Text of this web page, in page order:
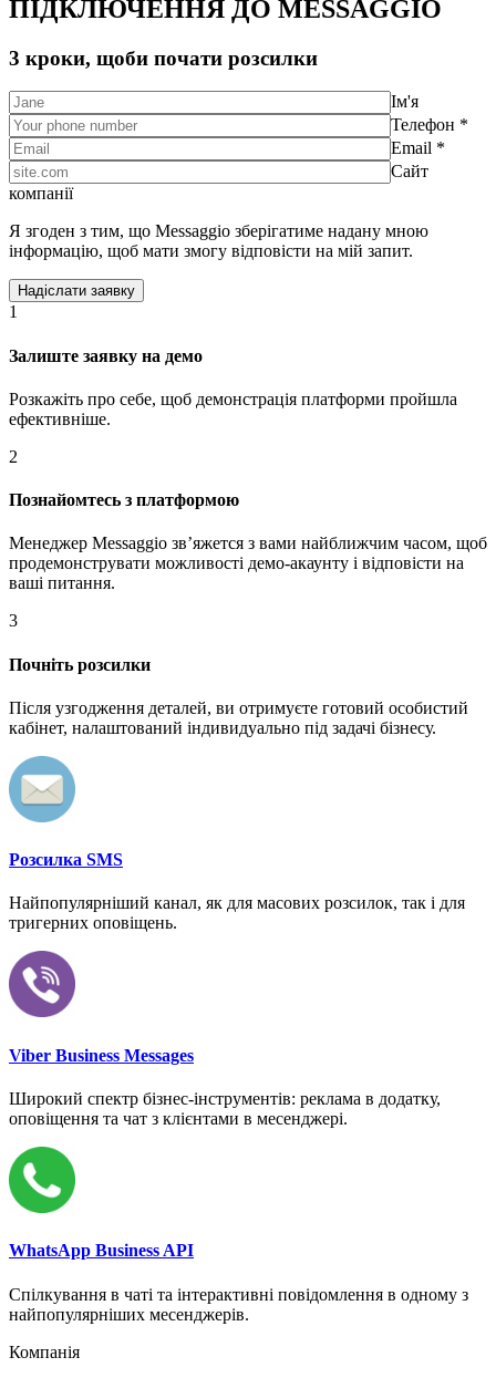
ПІДКЛЮЧЕННЯ ДО MESSAGGIO
3 кроки, щоби почати розсилки
Ім'я
Телефон *
Email *
Сайт
компанії
Я згоден з тим, що Messaggio зберігатиме надану мною
інформацію, щоб мати змогу відповісти на мій запит.
1
Залиште заявку на демо
Розкажіть про себе, щоб демонстрація платформи пройшла
ефективніше.
2
Познайомтесь з платформою
Менеджер Messaggio звʼяжется з вами найближчим часом, щоб
продемонструвати можливості демо-акаунту і відповісти на
ваші питання.
3
Почніть розсилки
Після узгодження деталей, ви отримуєте готовий особистий
кабінет, налаштований індивидуально під задачі бізнесу.
Розсилка SMS
Найпопулярніший канал, як для масових розсилок, так і для
тригерних оповіщень.
Viber Business Messages
Широкий спектр бізнес-інструментів: реклама в додатку,
оповіщення та чат з клієнтами в месенджері.
WhatsApp Business API
Спілкування в чаті та інтерактивні повідомлення в одному з
найпопулярніших месенджерів.
Компанія